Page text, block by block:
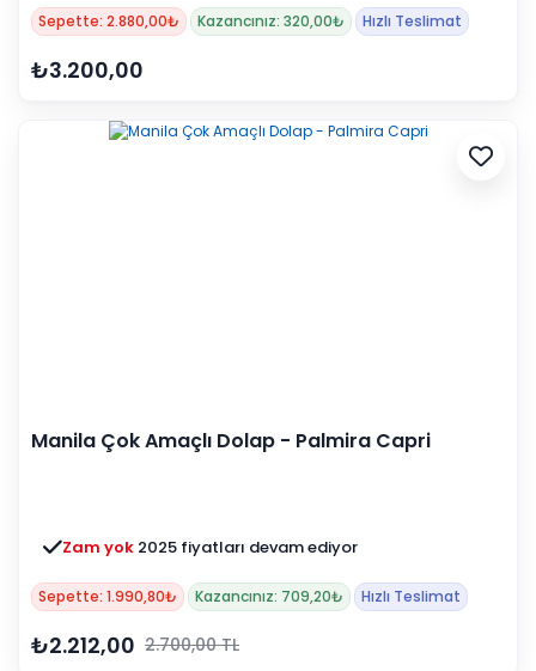
Sepette: 2.880,00₺ Kazancınız: 320,00₺ Hızlı Teslimat
₺3.200,00
Manila Çok Amaçlı Dolap - Palmira Capri
Zam yok 2025 fiyatları devam ediyor
Sepette: 1.990,80₺ Kazancınız: 709,20₺ Hızlı Teslimat
₺2.212,00 2.700,00 TL